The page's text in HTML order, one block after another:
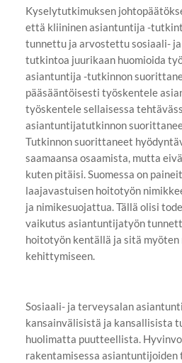
Kyselytutkimuksen
että kliininen asiantuntija -
tunnettu ja arvostettu sosiaali-
tutkintoa juurikaan huomioida
asiantuntija -tutkinnon
pääsääntöisesti työskentele
työskentele sellaisessa
asiantuntijatutkinnon
Tutkinnon suorittaneet
saamaansa osaamista, mutta
kuten pitäisi. Suomessa on
laajavastuisen hoitotyön
ja nimikesuojattua. Tällä olisi
vaikutus asiantuntijatyön
hoitotyön kentällä ja sitä
kehittymiseen.
Sosiaali- ja terveysalan
kansainvälisistä ja kansallisista
huolimatta puutteellista.
rakentamisessa asiantuntijoiden